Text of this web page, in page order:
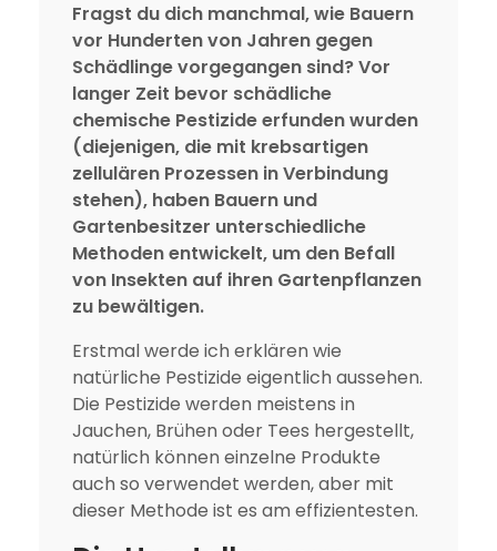
Fragst du dich manchmal, wie Bauern
vor Hunderten von Jahren gegen
Schädlinge vorgegangen sind? Vor
langer Zeit bevor schädliche
chemische Pestizide erfunden wurden
(diejenigen, die mit krebsartigen
zellulären Prozessen in Verbindung
stehen), haben Bauern und
Gartenbesitzer unterschiedliche
Methoden entwickelt, um den Befall
von Insekten auf ihren Gartenpflanzen
zu bewältigen.
Erstmal werde ich erklären wie
natürliche Pestizide eigentlich aussehen.
Die Pestizide werden meistens in
Jauchen, Brühen oder Tees hergestellt,
natürlich können einzelne Produkte
auch so verwendet werden, aber mit
dieser Methode ist es am effizientesten.